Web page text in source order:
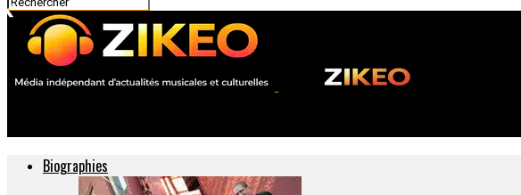
Biographies